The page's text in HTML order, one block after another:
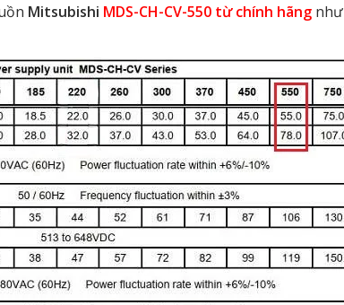
Mitsubishi MDS-CH-CV-550 từ chính hãng như